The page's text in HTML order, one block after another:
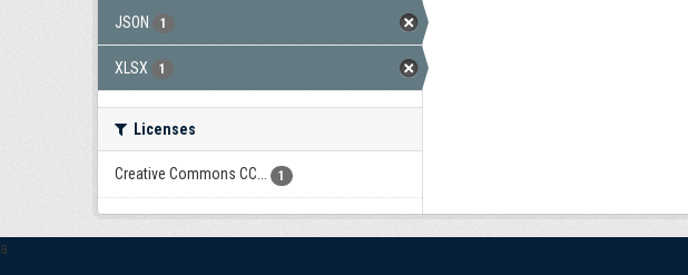
JSON 1
XLSX 1
Licenses
Creative Commons CC... 1
a